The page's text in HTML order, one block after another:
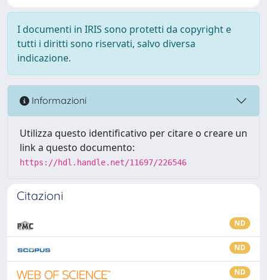
I documenti in IRIS sono protetti da copyright e
tutti i diritti sono riservati, salvo diversa
indicazione.
Informazioni
Utilizza questo identificativo per citare o creare un
link a questo documento:
https://hdl.handle.net/11697/226546
Citazioni
ND
ND
ND